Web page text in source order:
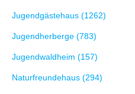
Jugendgästehaus (1262)
Jugendherberge (783)
Jugendwaldheim (157)
Naturfreundehaus (294)